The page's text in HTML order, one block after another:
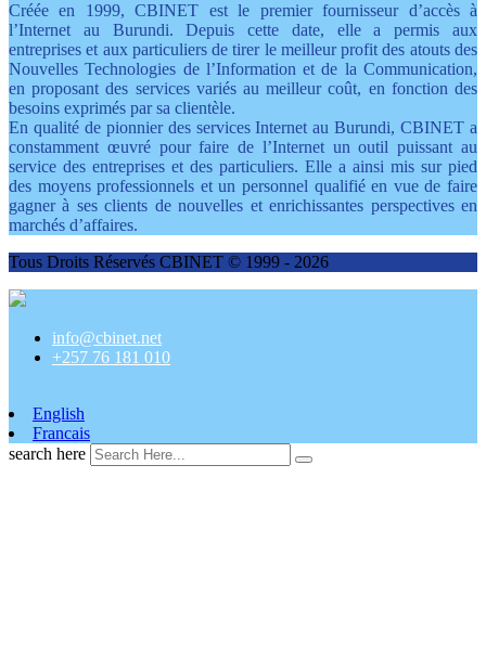
Créée en 1999, CBINET est le premier fournisseur d’accès à
l’Internet au Burundi. Depuis cette date, elle a permis aux
entreprises et aux particuliers de tirer le meilleur profit des atouts des
Nouvelles Technologies de l’Information et de la Communication,
en proposant des services variés au meilleur coût, en fonction des
besoins exprimés par sa clientèle.
En qualité de pionnier des services Internet au Burundi, CBINET a
constamment œuvré pour faire de l’Internet un outil puissant au
service des entreprises et des particuliers. Elle a ainsi mis sur pied
des moyens professionnels et un personnel qualifié en vue de faire
gagner à ses clients de nouvelles et enrichissantes perspectives en
marchés d’affaires.
Tous Droits Réservés CBINET © 1999 - 2026
info@cbinet.net
+257 76 181 010
English
Francais
search here